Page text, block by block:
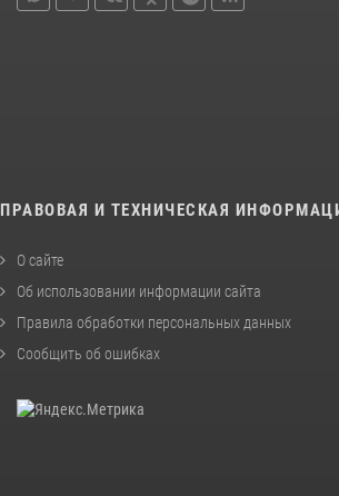
ПРАВОВАЯ И ТЕХНИЧЕСКАЯ
О сайте
Об использовании информации сайта
Правила обработки персональных данных
Сообщить об ошибках